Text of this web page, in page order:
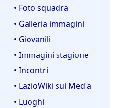
• Foto squadra
• Galleria immagini
• Giovanili
• Immagini stagione
• Incontri
• LazioWiki sui Media
• Luoghi